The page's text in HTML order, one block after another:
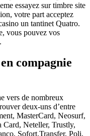
essayez sur timbre site
votre part acceptez
un tantinet Quatro.
vous pouvez vos
compagnie
vers de nombreux
deux-uns d’entre
MasterCard, Neosurf,
Card, Neteller, Trustly,
Sofort,Transfer, Poli,